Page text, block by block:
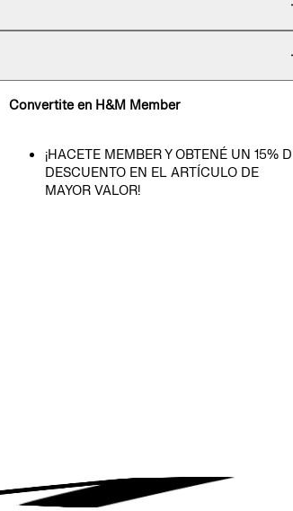
Convertite en H&M Member
¡HACETE MEMBER Y OBTENÉ UN 15%
DESCUENTO EN EL ARTÍCULO DE
MAYOR VALOR!